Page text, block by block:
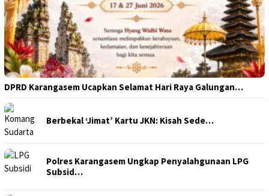
DPRD Karangasem Ucapkan Selamat Hari Raya Galungan…
Berbekal ‘Jimat’ Kartu JKN: Kisah Sede…
Polres Karangasem Ungkap Penyalahgunaan LPG
Subsid…